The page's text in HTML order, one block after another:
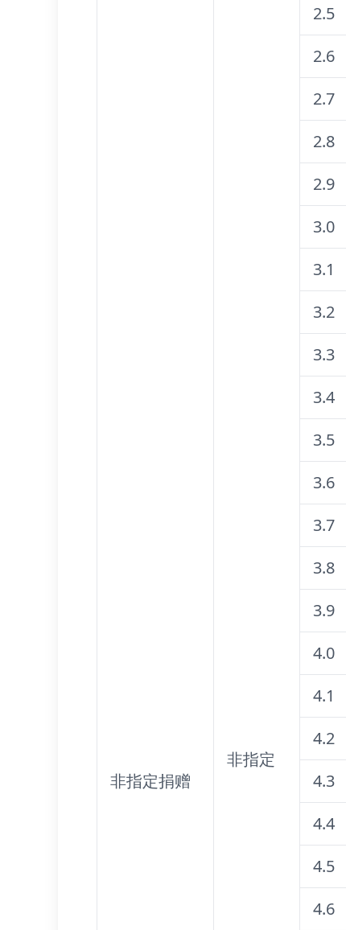
非指定捐赠
非指定
2.5
2.6
2.7
2.8
2.9
3.0
3.1
3.2
3.3
3.4
3.5
3.6
3.7
3.8
3.9
4.0
4.1
4.2
4.3
4.4
4.5
4.6